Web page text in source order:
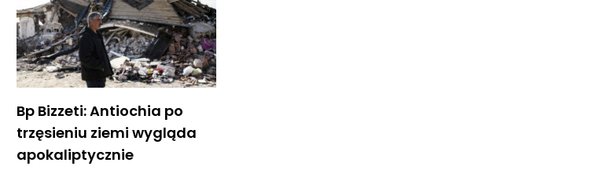
Bp Bizzeti: Antiochia po
trzęsieniu ziemi wygląda
apokaliptycznie